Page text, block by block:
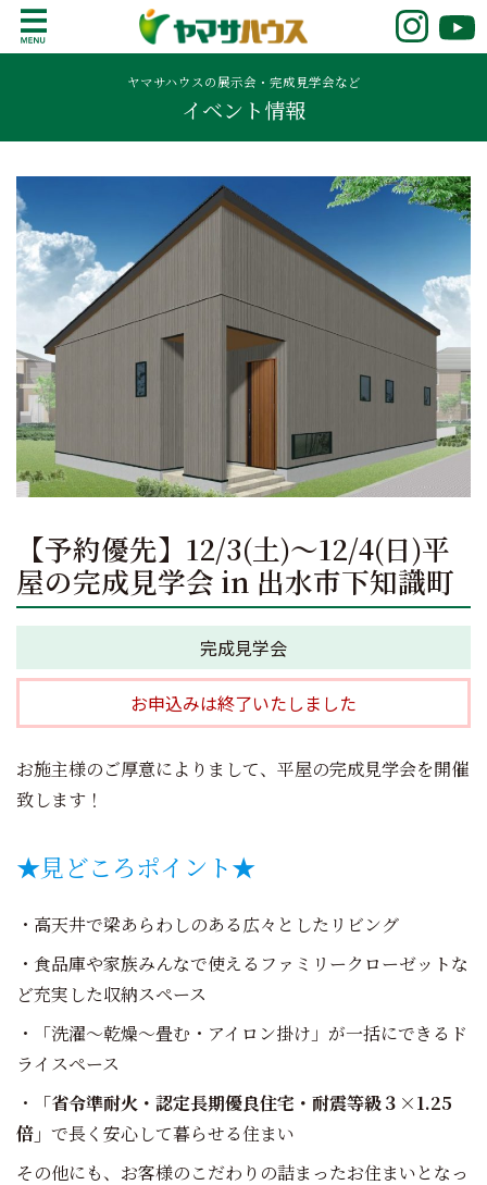
o
鹿児島で注文住宅ならヤマサハウス
新築の注文住宅や建売モデルハウスをお探し
の方はこちら。鹿児島県内で11年連続ナンバ
ーワンの実績を誇る、絆の家でおなじみの
ヤマサハウス。展示場情報や家づくりのこだ
ヤマサハウスの展示会・完成見学会など
イベント情報
【予約優先】12/3(土)～12/4(日)平
屋の完成見学会 in 出水市下知識町
完成見学会
お申込みは終了いたしました
お施主様のご厚意によりまして、平屋の完成見学会を開催
致します！
★見どころポイント★
・高天井で梁あらわしのある広々としたリビング
・食品庫や家族みんなで使えるファミリークローゼットな
ど充実した収納スペース
・「洗濯～乾燥～畳む・アイロン掛け」が一括にできるド
ライスペース
・
「省令準耐火・認定長期優良住宅・耐震等級３×1.25
倍」 で長く安心して暮らせる住まい
その他にも、お客様のこだわりの詰まったお住まいとなっ